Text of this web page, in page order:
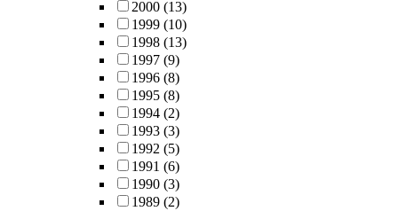
2000 (13)
1999 (10)
1998 (13)
1997 (9)
1996 (8)
1995 (8)
1994 (2)
1993 (3)
1992 (5)
1991 (6)
1990 (3)
1989 (2)